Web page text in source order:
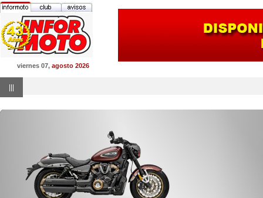
viernes 07, agosto 2026